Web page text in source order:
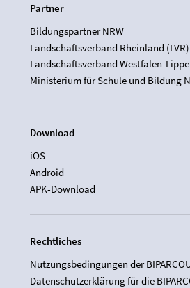
Partner
Bildungspartner NRW
Landschaftsverband Rheinland (LVR)
Landschaftsverband Westfalen-Lippe
Ministerium für Schule und Bildung
Download
iOS
Android
APK-Download
Rechtliches
Nutzungsbedingungen der
Datenschutzerklärung für die